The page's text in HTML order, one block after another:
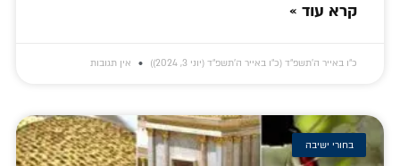
קרא עוד »
כ״ו באייר ה׳תשפ״ד (כ״ו באייר ה׳תשפ״ד (יוני 3, 2024)) אין תגובות
בחורי ישיבה